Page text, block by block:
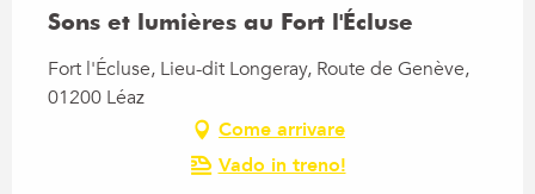
Sons et lumières au Fort l'Écluse
Fort l'Écluse, Lieu-dit Longeray, Route de Genève,
01200 Léaz
Come arrivare
Vado in treno!